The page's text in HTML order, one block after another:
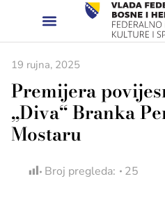
19 rujna, 2025
Premijera
„Diva“ Branka
Mostaru
Broj pregleda: 25